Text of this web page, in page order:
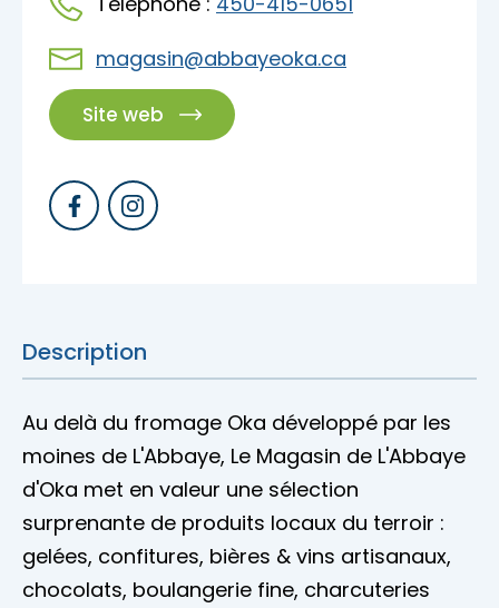
Accès membre
Nous joindremagasin@abbayeoka.ca
Site web
Description
Au delà du fromage Oka développé par les
moines de L'Abbaye, Le Magasin de L'Abbaye
d'Oka met en valeur une sélection
surprenante de produits locaux du terroir :
gelées, confitures, bières & vins artisanaux,
chocolats, boulangerie fine, charcuteries